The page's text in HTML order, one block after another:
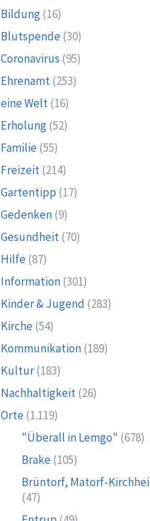
Bildung(16)
Blutspende (30)
Coronavirus (95)
Ehrenamt(253)
eine Welt(16)
Erholung(52)
Familie (55)
Freizeit(214)
Gartentipp (17)
Gedenken(9)
Gesundheit(70)
Hilfe (87)
Information(301)
Kinder & Jugend (283)
Kirche (54)
Kommunikation(189)
Kultur(183)
Nachhaltigkeit(26)
Orte (1.119)
"Überall in Lemgo" (678)
Brake (105)
Brüntorf, Matorf-
(47)